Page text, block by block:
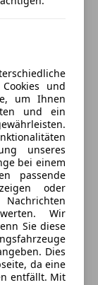
km ab
und
um Ihnen
und ein
unseres
bei einem
passende
oder
Wir
Sie diese
Dies
da eine
entfällt. Mit